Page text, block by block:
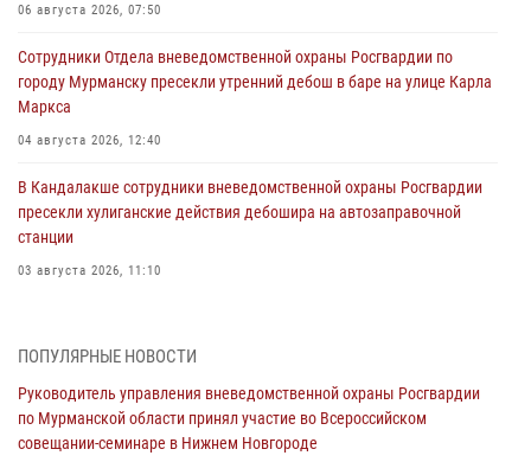
06 августа 2026, 07:50
Сотрудники Отдела вневедомственной охраны Росгвардии по
городу Мурманску пресекли утренний дебош в баре на улице Карла
Маркса
04 августа 2026, 12:40
В Кандалакше сотрудники вневедомственной охраны Росгвардии
пресекли хулиганские действия дебошира на автозаправочной
станции
03 августа 2026, 11:10
комиссий в преддверии выборов
31 июля 2026, 08:43 3
Мурманские росгвардейцы задержали мужчину, не оплатившего
ПОПУЛЯРНЫЕ НОВОСТИ
Руководитель управления вневедомственной охраны Росгвардии
по Мурманской области принял участие во Всероссийском
совещании-семинаре в Нижнем Новгороде